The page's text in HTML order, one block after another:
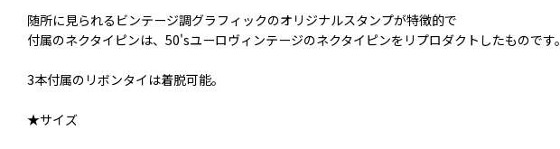
随所に見られるビンテージ調グラフィックのオリジナルスタンプが特徴的で
付属のネクタイピンは、50'sユーロヴィンテージのネクタイピンをリプロダクトしたものです。
3本付属のリボンタイは着脱可能。
★サイズ